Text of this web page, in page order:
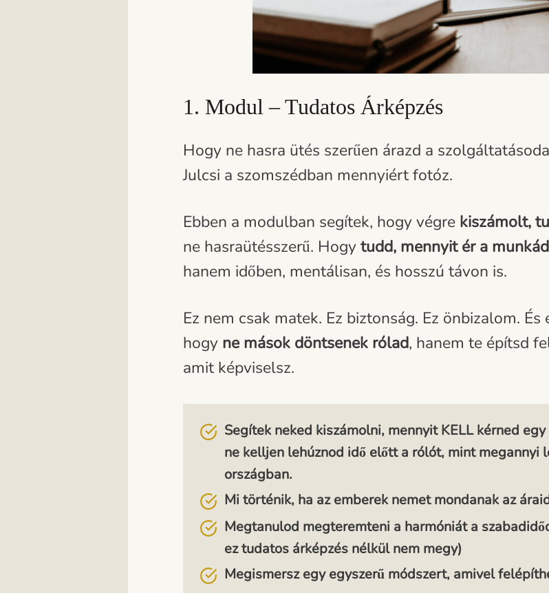
1. Modul – Tudatos Árképzés
Hogy ne hasra ütés szerűen árazd a
Julcsi a szomszédban mennyiért fotóz.
Ebben a modulban segítek, hogy végre kiszámolt,
ne hasraütésszerű. Hogy tudd, mennyit ér a munkád
hanem időben, mentálisan, és hosszú távon is.
Ez nem csak matek. Ez biztonság. Ez önbizalom.
hogy ne mások döntsenek rólad, hanem te építsd
amit képviselsz.
Segítek neked kiszámolni, mennyit KELL kérned
ne kelljen lehúznod idő előtt a rólót, mint megannyi
országban.
Mi történik, ha az emberek nemet mondanak az
Megtanulod megteremteni a harmóniát a
ez tudatos árképzés nélkül nem megy)
Megismersz egy egyszerű módszert, amivel